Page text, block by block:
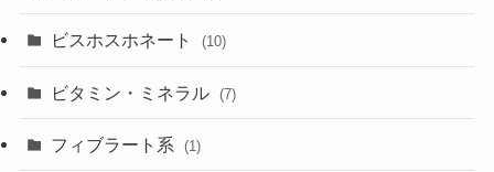
ビスホスホネート (10)
ビタミン・ミネラル (7)
フィブラート系 (1)